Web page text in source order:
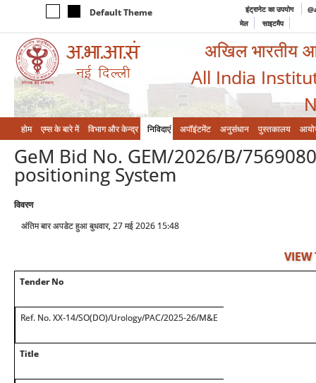
Default Theme इंट्रानेट का उपयोग
मेल
साइटमैप
अखिल भारतीय
All India
होम एम्‍स के बारे में विभाग और केन्‍द्र निविदाएं अपॉइंटमेंट अनुसंधान पुस्तकालय
GeM Bid No. GEM/2026/B/
positioning System
विवरण
अंतिम बार अपडेट हुआ बुधवार, 27 मई 2026 15:48
VIEW
Tender No
Ref. No. XX-14/SO(DO)/Urology/PAC/2025-26/M&E
Title